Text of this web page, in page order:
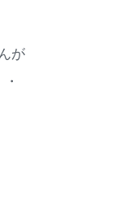
が